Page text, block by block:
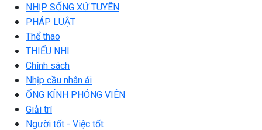
NHỊP SỐNG XỨ TUYÊN
PHÁP LUẬT
Thể thao
THIẾU NHI
Chính sách
Nhịp cầu nhân ái
ỐNG KÍNH PHÓNG VIÊN
Giải trí
Người tốt - Việc tốt